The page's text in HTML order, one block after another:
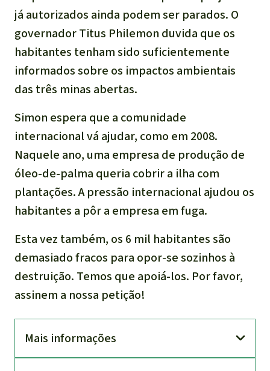
já autorizados ainda podem ser parados. O
governador Titus Philemon duvida que os
habitantes tenham sido suficientemente
informados sobre os impactos ambientais
das três minas abertas.
Simon espera que a comunidade
internacional vá ajudar, como em 2008.
Naquele ano, uma empresa de produção de
óleo-de-palma queria cobrir a ilha com
plantações. A pressão internacional ajudou os
habitantes a pôr a empresa em fuga.
Esta vez também, os 6 mil habitantes são
demasiado fracos para opor-se sozinhos à
destruição. Temos que apoiá-los. Por favor,
assinem a nossa petição!
Mais informações